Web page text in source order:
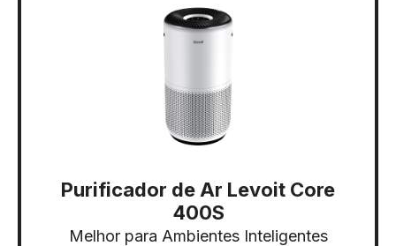
Purificador de Ar Levoit Core
400S
Melhor para Ambientes Inteligentes